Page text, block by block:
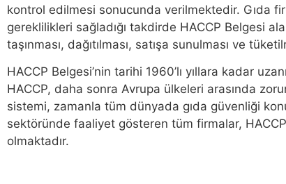
kontrol edilmesi sonucunda verilmektedir. Gıda
gereklilikleri sağladığı takdirde HACCP Belgesi
taşınması, dağıtılması, satışa sunulması ve
HACCP Belgesi’nin tarihi 1960’lı yıllara kadar
HACCP, daha sonra Avrupa ülkeleri arasında
sistemi, zamanla tüm dünyada gıda güvenliği
sektöründe faaliyet gösteren tüm firmalar,
olmaktadır.